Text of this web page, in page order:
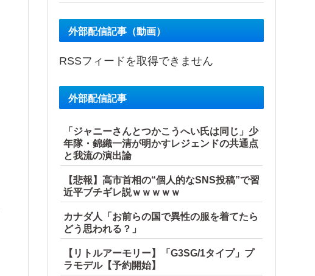
外部配信記事（動画）
RSSフィードを取得できません
外部配信記事
「ジャニーさんとつかこうへい氏は同じ」少
年隊・錦織一清が明かすレジェンドの共通点
と我流の演出論
【悲報】高市首相の“個人的なSNS投稿”で習
近平ブチギレ説ｗｗｗｗｗ
カナダ人「お前らの国で異性の服を着てたら
どう思われる？」
【リトルアーモリー】「G3SG/1タイプ」プ
ラモデル【予約開始】